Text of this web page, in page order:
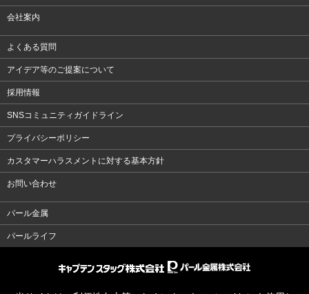
会社案内
よくある質問
アイデア等のご提案について
採用情報
SNSコミュニティガイドライン
プライバシーポリシー
カスタマーハラスメントに対する基本方針
お問い合わせ
パール金属
パールライフ